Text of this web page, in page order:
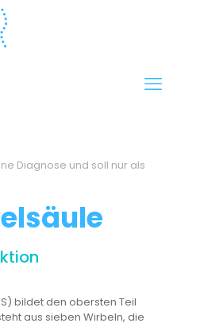
Diagnose und soll nur als
bildet den obersten Teil
aus sieben Wirbeln, die